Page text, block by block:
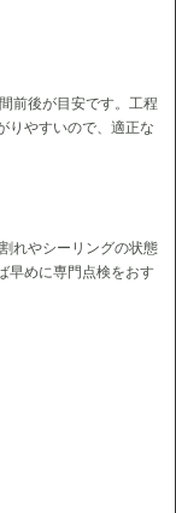
前後が目安です。工程
りやすいので、適正な
れやシーリングの状態
早めに専門点検をおす